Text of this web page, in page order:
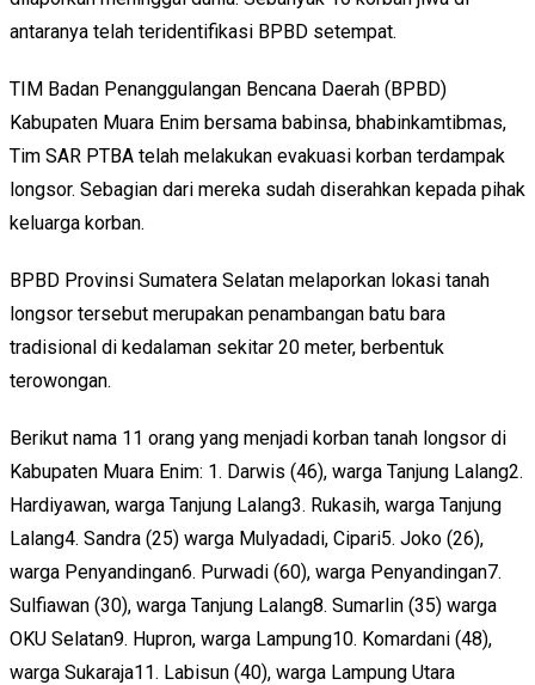
antaranya telah teridentifikasi BPBD setempat.
TIM Badan Penanggulangan Bencana Daerah (BPBD)
Kabupaten Muara Enim bersama babinsa, bhabinkamtibmas,
Tim SAR PTBA telah melakukan evakuasi korban terdampak
longsor. Sebagian dari mereka sudah diserahkan kepada pihak
keluarga korban.
BPBD Provinsi Sumatera Selatan melaporkan lokasi tanah
longsor tersebut merupakan penambangan batu bara
tradisional di kedalaman sekitar 20 meter, berbentuk
terowongan.
Berikut nama 11 orang yang menjadi korban tanah longsor di
Kabupaten Muara Enim: 1. Darwis (46), warga Tanjung Lalang2.
Hardiyawan, warga Tanjung Lalang3. Rukasih, warga Tanjung
Lalang4. Sandra (25) warga Mulyadadi, Cipari5. Joko (26),
warga Penyandingan6. Purwadi (60), warga Penyandingan7.
Sulfiawan (30), warga Tanjung Lalang8. Sumarlin (35) warga
OKU Selatan9. Hupron, warga Lampung10. Komardani (48),
warga Sukaraja11. Labisun (40), warga Lampung Utara